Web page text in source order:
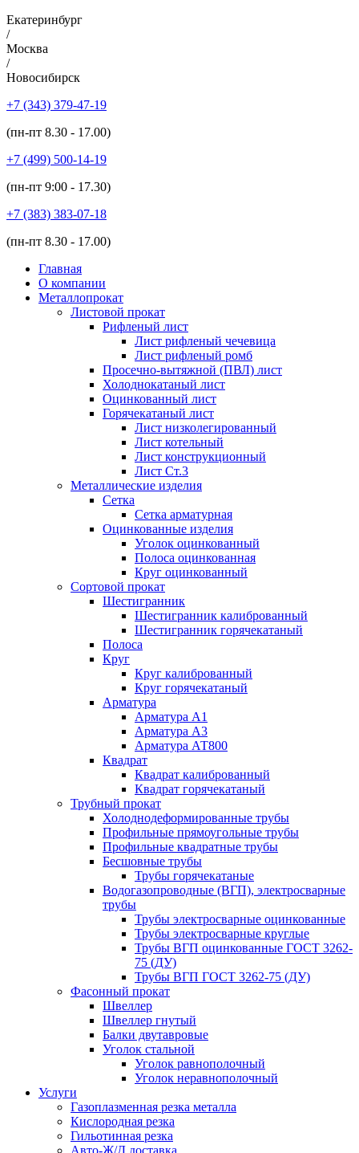
Екатеринбург
/
Москва
/
Новосибирск
+7 (343) 379-47-19
(пн-пт 8.30 - 17.00)
+7 (499) 500-14-19
(пн-пт 9:00 - 17.30)
+7 (383) 383-07-18
(пн-пт 8.30 - 17.00)
Главная
О компании
Металлопрокат
Листовой прокат
Рифленый лист
Лист рифленый чечевица
Лист рифленый ромб
Просечно-вытяжной (ПВЛ) лист
Холоднокатаный лист
Оцинкованный лист
Горячекатаный лист
Лист низколегированный
Лист котельный
Лист конструкционный
Лист Ст.3
Металлические изделия
Сетка
Сетка арматурная
Оцинкованные изделия
Уголок оцинкованный
Полоса оцинкованная
Круг оцинкованный
Сортовой прокат
Шестигранник
Шестигранник калиброванный
Шестигранник горячекатаный
Полоса
Круг
Круг калиброванный
Круг горячекатаный
Арматура
Арматура А1
Арматура А3
Арматура АТ800
Квадрат
Квадрат калиброванный
Квадрат горячекатаный
Трубный прокат
Холоднодеформированные трубы
Профильные прямоугольные трубы
Профильные квадратные трубы
Бесшовные трубы
Трубы горячекатаные
Водогазопроводные (ВГП), электросварные
трубы
Трубы электросварные оцинкованные
Трубы электросварные круглые
Трубы ВГП оцинкованные ГОСТ 3262-
75 (ДУ)
Трубы ВГП ГОСТ 3262-75 (ДУ)
Фасонный прокат
Швеллер
Швеллер гнутый
Балки двутавровые
Уголок стальной
Уголок равнополочный
Уголок неравнополочный
Услуги
Газоплазменная резка металла
Кислородная резка
Гильотинная резка
Авто-Ж/Д доставка